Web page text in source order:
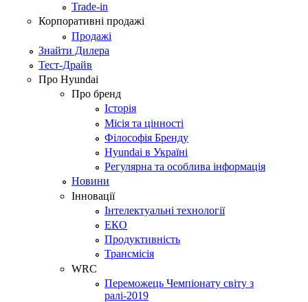
Trade-in
Корпоративні продажі
Продажі
Знайти Дилера
Тест-Драйв
Про Hyundai
Про бренд
Історія
Місія та цінності
Філософія Бренду
Hyundai в Україні
Регулярна та особлива інформація
Новини
Інновації
Інтелектуальні технології
ЕКО
Продуктивність
Трансмісія
WRC
Переможець Чемпіонату світу з
ралі-2019